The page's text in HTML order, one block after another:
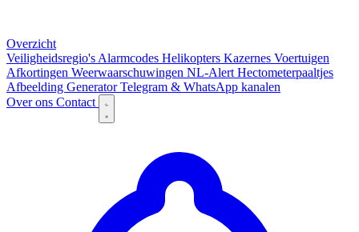
Overzicht
Veiligheidsregio's Alarmcodes Helikopters Kazernes Voertuigen
Afkortingen Weerwaarschuwingen NL-Alert Hectometerpaaltjes
Afbeelding GeneratorTelegram & WhatsApp kanalen
Over ons Contact